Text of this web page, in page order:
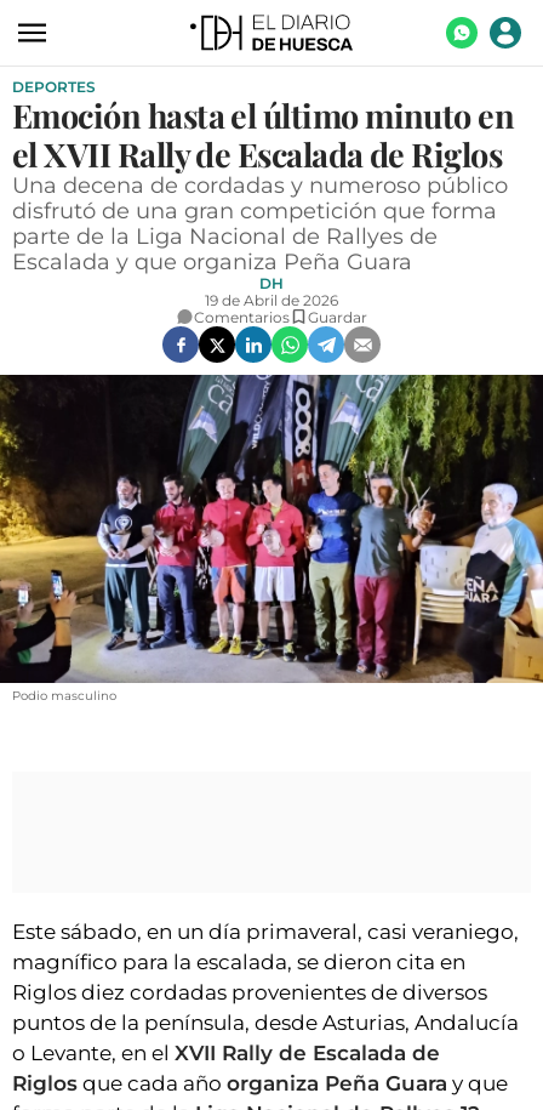
ACTUALIDAD
ECONOMÍA
TECNOLOGÍA
TURISMO
AGROALIMENTACIÓN
SOCIEDAD
OPINIÓN
GALERÍAS
VÍDEOS
CONTACTAR
FIESTAS EN EL ALTO ARAGÓN
FIESTAS DE SAN LORENZO
CLUB DEL AMIGO MILITANTE
INICIAR SESIÓN
DEPORTES
Emoción hasta el último minuto en
el XVII Rally de Escalada de Riglos
Una decena de cordadas y numeroso público
disfrutó de una gran competición que forma
parte de la Liga Nacional de Rallyes de
Escalada y que organiza Peña Guara
DH
19 de Abril de 2026
Comentarios
Guardar
Podio masculino
Este sábado, en un día primaveral, casi veraniego,
magnífico para la escalada, se dieron cita en
Riglos diez cordadas provenientes de diversos
puntos de la península, desde Asturias, Andalucía
o Levante, en el XVII Rally de Escalada de
Riglos que cada año organiza Peña Guara y que